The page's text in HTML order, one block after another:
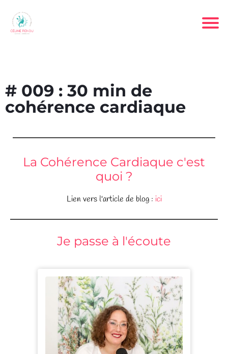
# 009 : 30 min de
cohérence cardiaque
La Cohérence Cardiaque c'est
quoi ?
Lien vers l'article de blog : ici
Je passe à l'écoute